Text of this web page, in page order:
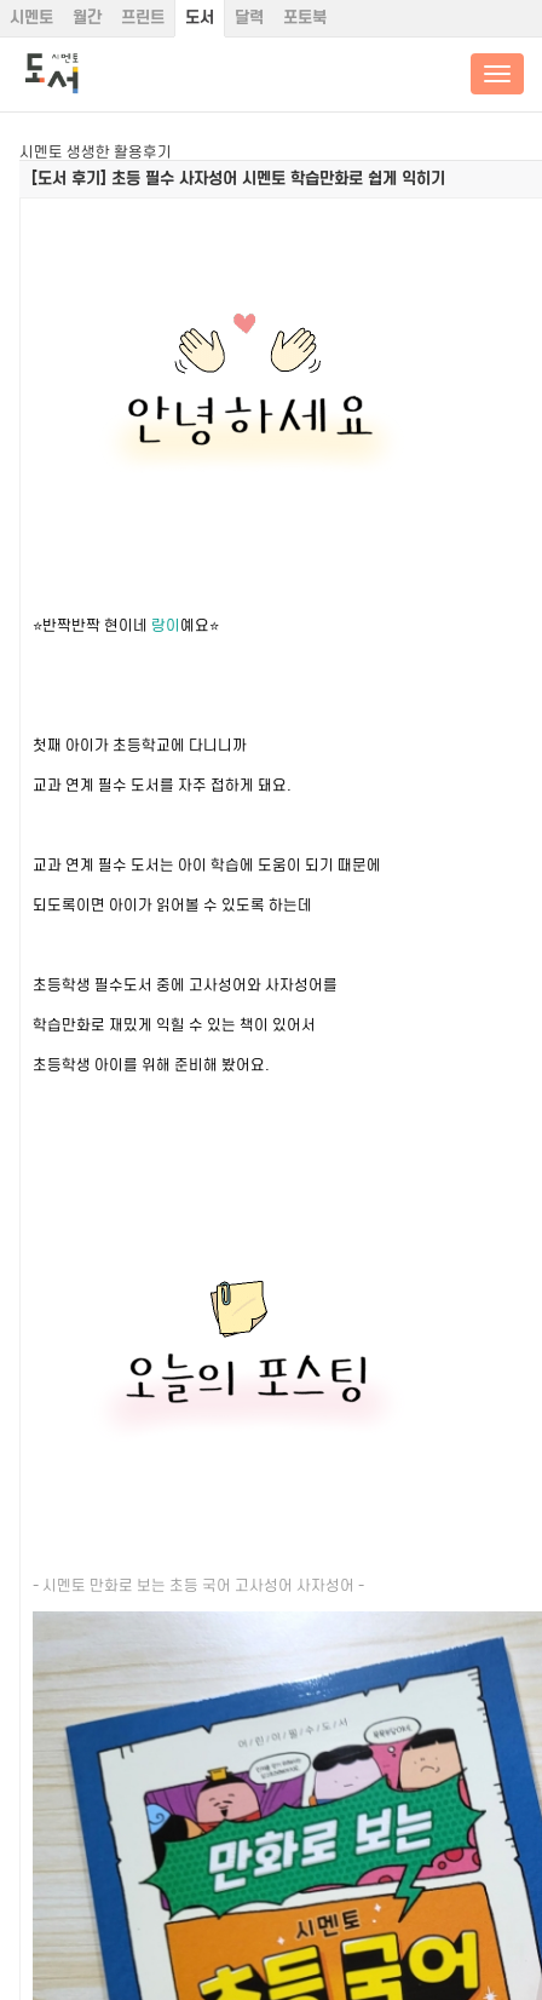
시멘토 월간 프린트 도서 달력 포토북
시멘토 생생한 활용후기
[도서 후기] 초등 필수 사자성어 시멘토 학습만화로 쉽게 익히기
⭐반짝반짝 현이네 랑이 예요⭐
첫째 아이가 초등학교에 다니니까
교과 연계 필수 도서를 자주 접하게 돼요.
교과 연계 필수 도서는 아이 학습에 도움이 되기 때문에
되도록이면 아이가 읽어볼 수 있도록 하는데
초등학생 필수도서 중에 고사성어와 사자성어를
학습만화로 재밌게 익힐 수 있는 책이 있어서
초등학생 아이를 위해 준비해 봤어요.
- 시멘토 만화로 보는 초등 국어 고사성어 사자성어 -